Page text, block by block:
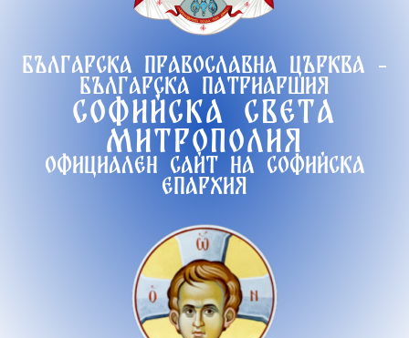
Българска православна църква -
Българска патриаршия
Софийска света
митрополия
Официален сайт на софийска
епархия